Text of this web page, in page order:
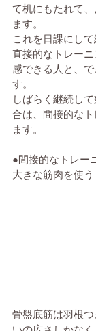
て机にもたれて
ます。
これを日課にして
直接的なトレー
感できる人と、
す。
しばらく継続し
合は、間接的な
ます。
●間接的なトレー
大きな筋肉を使う
骨盤底筋は羽根